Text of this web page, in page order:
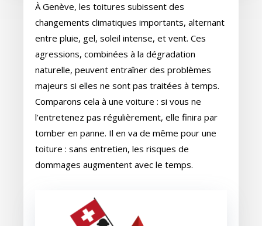
À Genève, les toitures subissent des
changements climatiques importants, alternant
entre pluie, gel, soleil intense, et vent. Ces
agressions, combinées à la dégradation
naturelle, peuvent entraîner des problèmes
majeurs si elles ne sont pas traitées à temps.
Comparons cela à une voiture : si vous ne
l’entretenez pas régulièrement, elle finira par
tomber en panne. Il en va de même pour une
toiture : sans entretien, les risques de
dommages augmentent avec le temps.